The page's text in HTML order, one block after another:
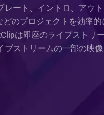
レート、イントロ、アウ
どのプロジェクトを効率
は即座のライブストリ
ブストリームの一部の映